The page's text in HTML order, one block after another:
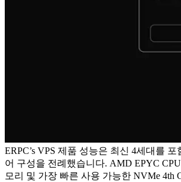
ERPC’s VPS 제품 성능은 최신 4세대를 포
어 구성을 전례했습니다. AMD EPYC
모리 및 가장 빠른 사용 가능한 NVMe 4th